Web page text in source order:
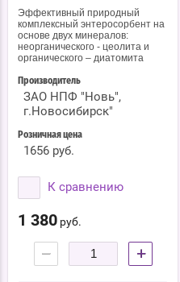
Эффективный природный
комплексный энтеросорбент на
основе двух минералов:
неорганического - цеолита и
органического – диатомита
Производитель
ЗАО НПФ "Новь",
г.Новосибирск"
Розничная цена
1656 руб.
К сравнению
1 380 руб.
− +